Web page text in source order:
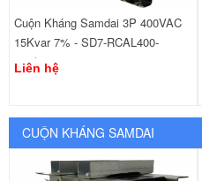
Cuộn Kháng Samdai 3P 400VAC
15Kvar 7% - SD7-RCAL400-
440/15
Liên hệ
CUỘN KHÁNG SAMDAI